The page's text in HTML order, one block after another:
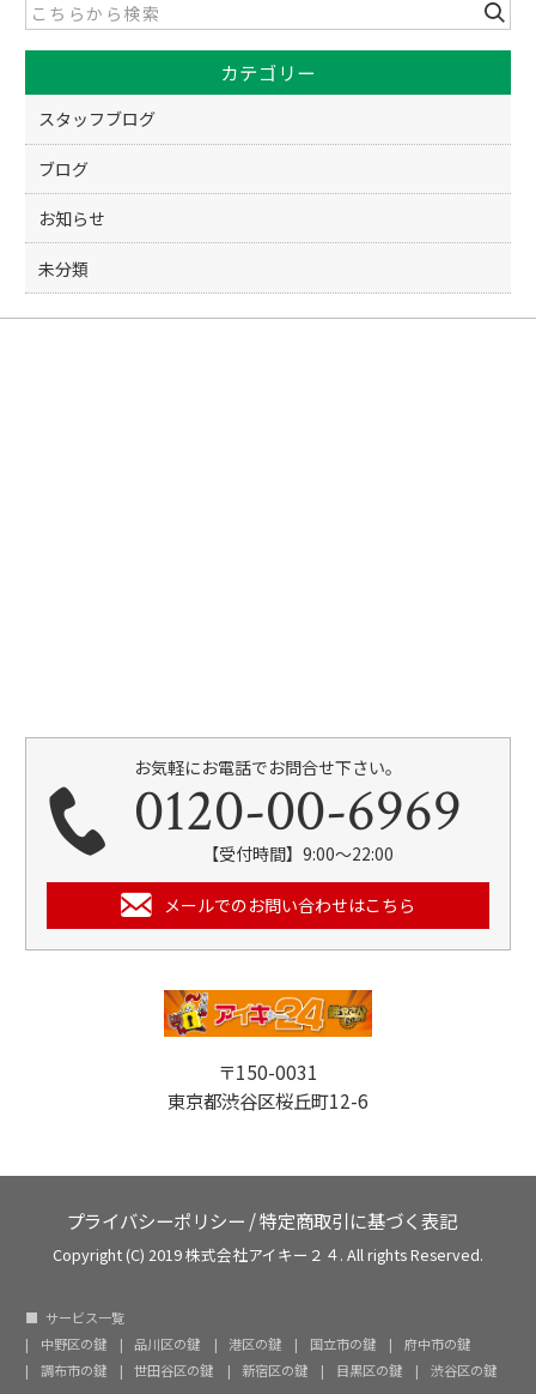
カテゴリー
スタッフブログ
ブログ
お知らせ
未分類
お気軽にお電話でお問合せ下さい。
0120-00-6969
【受付時間】9:00～22:00
メールでのお問い合わせはこちら
〒150-0031
東京都渋谷区桜丘町12-6
プライバシーポリシー /特定商取引に基づく表記
Copyright (C) 2019 株式会社アイキー２４. All rights Reserved.
サービス一覧
中野区の鍵
品川区の鍵 港区の鍵 国立市の鍵
府中市の鍵
調布市の鍵
世田谷区の鍵 新宿区の鍵 目黒区の鍵 渋谷区の鍵